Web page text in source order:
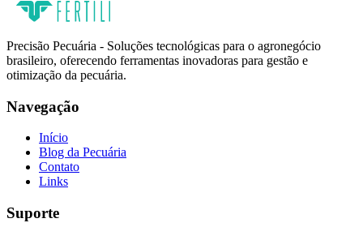
Precisão Pecuária - Soluções tecnológicas para o agronegócio
brasileiro, oferecendo ferramentas inovadoras para gestão e
otimização da pecuária.
Navegação
Início
Blog da Pecuária
Contato
Links
Suporte